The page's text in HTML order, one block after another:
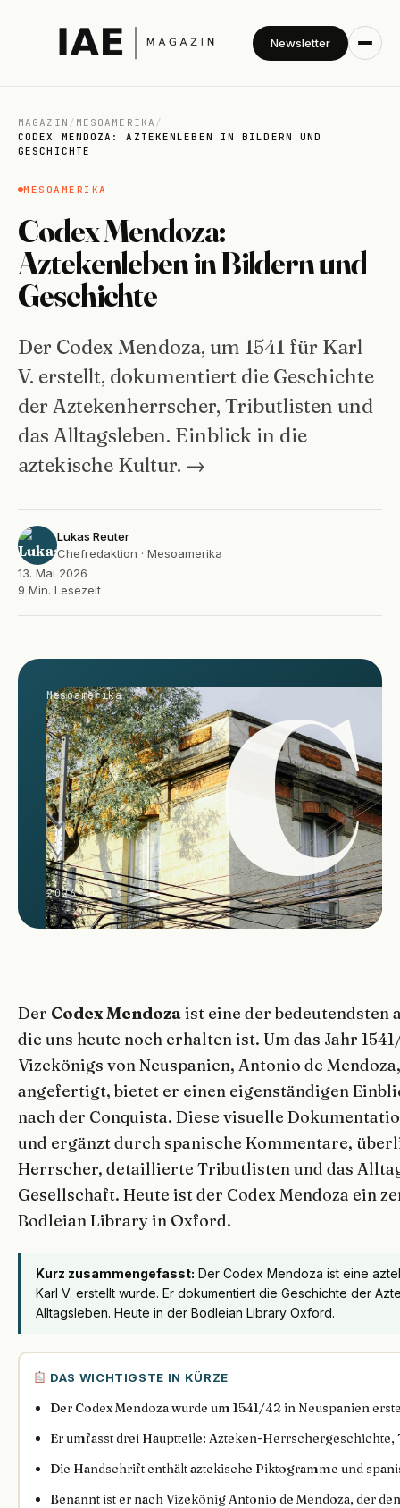
Newsletter
MAGAZIN / MESOAMERIKA /
CODEX MENDOZA: AZTEKENLEBEN IN BILDERN UND
GESCHICHTE
MESOAMERIKA
Codex Mendoza:
Aztekenleben in Bildern und
Geschichte
Der Codex Mendoza, um 1541 für Karl
V. erstellt, dokumentiert die Geschichte
der Aztekenherrscher, Tributlisten und
das Alltagsleben. Einblick in die
aztekische Kultur. →
Lukas Reuter
Chefredaktion · Mesoamerika
13. Mai 2026
9 Min. Lesezeit
Mesoamerika C
2026-05-13
Der Codex Mendozaist eine der
die uns heute noch erhalten ist. Um das Jahr
Vizekönigs von Neuspanien, Antonio de
angefertigt, bietet er einen eigenständigen
nach der Conquista. Diese visuelle
und ergänzt durch spanische Kommentare,
Herrscher, detaillierte Tributlisten und das
Gesellschaft. Heute ist der Codex Mendoza ein
Bodleian Library in Oxford.
Kurz zusammengefasst: Der Codex Mendoza ist eine
Karl V. erstellt wurde. Er dokumentiert die Geschichte der
Alltagsleben. Heute in der Bodleian Library Oxford.
DAS WICHTIGSTE IN KÜRZE
Der Codex Mendoza wurde um 1541/42 in Neuspanien
Er umfasst drei Hauptteile: Azteken-Herrschergeschichte,
Die Handschrift enthält aztekische Piktogramme und
Benannt ist er nach Vizekönig Antonio de Mendoza, der